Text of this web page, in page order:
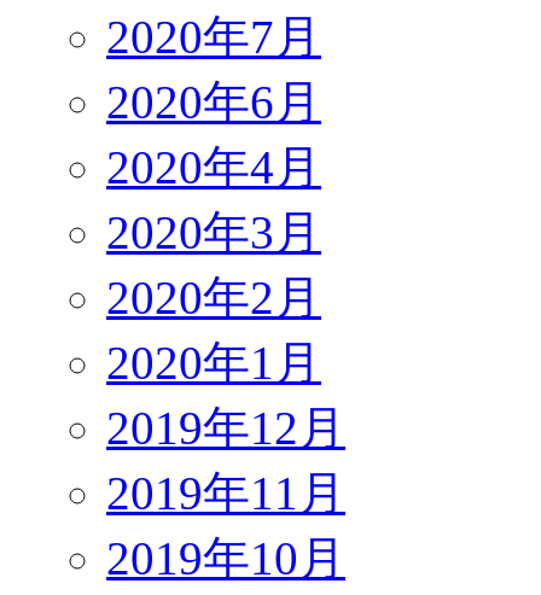
2020年7月
2020年6月
2020年4月
2020年3月
2020年2月
2020年1月
2019年12月
2019年11月
2019年10月